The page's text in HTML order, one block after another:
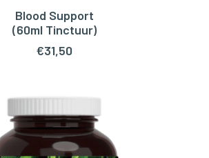
AAN WINKELWAGEN
Blood Support
(60ml Tinctuur)
€31,50